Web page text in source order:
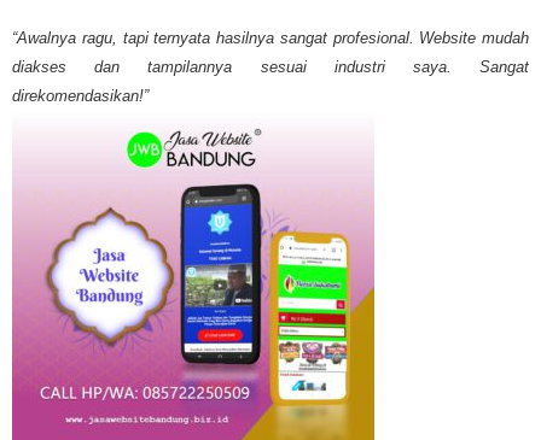
“Awalnya ragu, tapi ternyata hasilnya sangat profesional. Website mudah
diakses dan tampilannya sesuai industri saya. Sangat
direkomendasikan!”